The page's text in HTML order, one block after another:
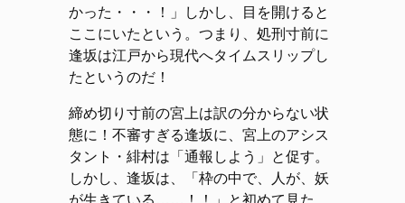
かった・・・！」しかし、目を開けると
ここにいたという。つまり、処刑寸前に
逢坂は江戸から現代へタイムスリップし
たというのだ！
締め切り寸前の宮上は訳の分からない状
態に！不審すぎる逢坂に、宮上のアシス
タント・緋村は「通報しよう」と促す。
しかし、逢坂は、「枠の中で、人が、妖